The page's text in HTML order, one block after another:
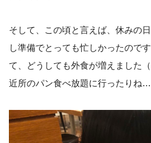
そして、この頃と言えば、休みの
し準備でとっても忙しかったので
て、どうしても外食が増えました
近所のパン食べ放題に行ったりね…